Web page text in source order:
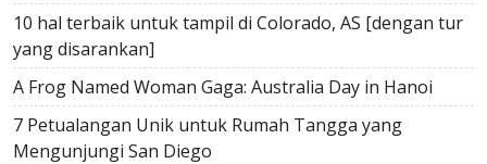
10 hal terbaik untuk tampil di Colorado, AS [dengan tur
yang disarankan]
A Frog Named Woman Gaga: Australia Day in Hanoi
7 Petualangan Unik untuk Rumah Tangga yang
Mengunjungi San Diego